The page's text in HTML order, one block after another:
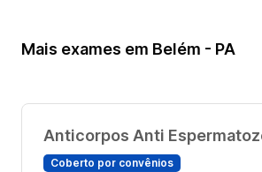
Mais exames em Belém - PA
Anticorpos Anti
Coberto por convênios